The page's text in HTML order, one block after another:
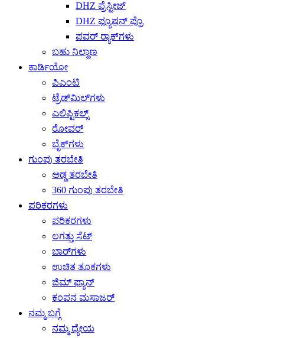
DHZ ಪ್ರೆಸ್ಟೀಜ್
DHZ ಫ್ಯೂಷನ್ ಪ್ರೊ
ಪವರ್ ರ‍್ಯಾಕ್‌ಗಳು
ಬಹು ನಿಲ್ದಾಣ
ಕಾರ್ಡಿಯೋ
ಪಿಎಂಟಿ
ಟ್ರೆಡ್‌ಮಿಲ್‌ಗಳು
ಎಲಿಪ್ಟಿಕಲ್ಸ್
ರೋವರ್
ಬೈಕ್‌ಗಳು
ಗುಂಪು ತರಬೇತಿ
ಅಡ್ಡ ತರಬೇತಿ
360 ಗುಂಪು ತರಬೇತಿ
ಪರಿಕರಗಳು
ಪರಿಕರಗಳು
ಲಗತ್ತು ಸೆಟ್
ಬಾರ್‌ಗಳು
ಉಚಿತ ತೂಕಗಳು
ಜಿಮ್ ಫ್ಯಾನ್
ಕಂಪನ ಮಸಾಜರ್
ನಮ್ಮ ಬಗ್ಗೆ
ನಮ್ಮ ಧ್ಯೇಯ